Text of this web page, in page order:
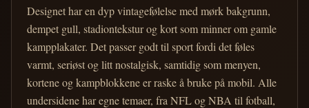
Designet har en dyp vintagefølelse med mørk bakgrunn,
dempet gull, stadiontekstur og kort som minner om gamle
kampplakater. Det passer godt til sport fordi det føles
varmt, seriøst og litt nostalgisk, samtidig som menyen,
kortene og kampblokkene er raske å bruke på mobil. Alle
undersidene har egne temaer, fra NFL og NBA til fotball,